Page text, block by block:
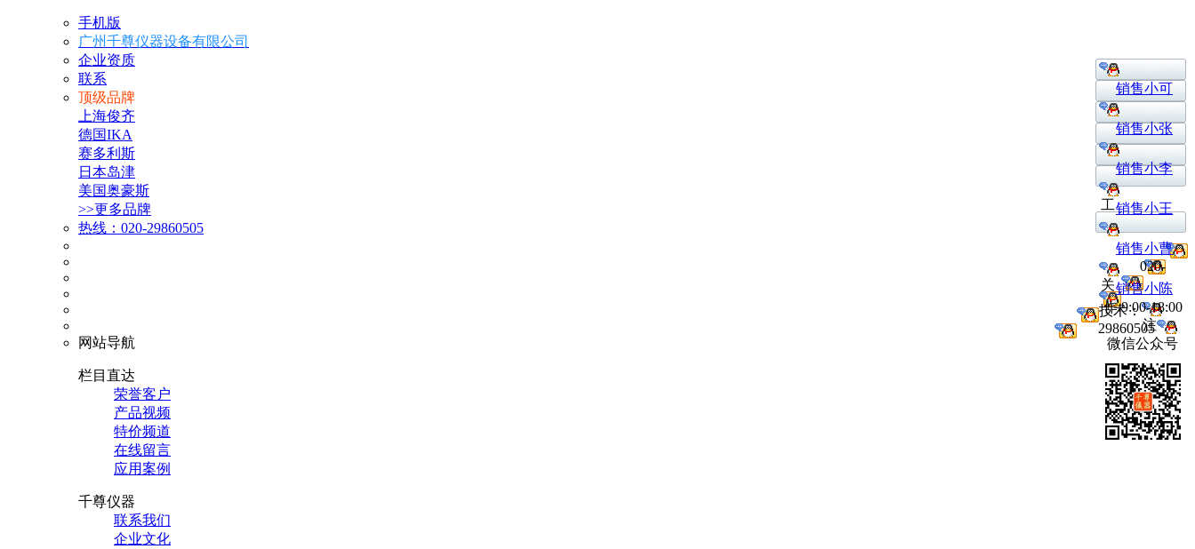
手机版
广州千尊仪器设备有限公司
企业资质
联系
顶级品牌
上海俊齐
德国IKA
赛多利斯
日本岛津
美国奥豪斯
>>更多品牌
热线：020-29860505
网站导航
栏目直达
荣誉客户
产品视频
特价频道
在线留言
应用案例
千尊仪器
联系我们
企业文化
销售小可
销售小张
销售小李
销售小王
销售小曹
销售小陈
工
作:9:00-18:00
技术：
020-
29860505
关
注
微信公众号